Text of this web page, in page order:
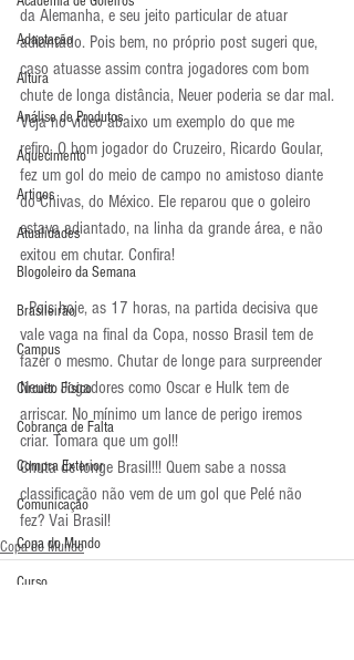
Adaptação
Altura
Análise de Produtos
Aquecimento
Artigos
Atualidades
Blogoleiro da Semana
Brasileirão
Campus
Circuito Físico
Cobrança de Falta
Compra Exterior
Comunicação
Copa do Mundo
Curso
da Alemanha, e seu jeito particular de atuar
adiantado. Pois bem, no próprio post sugeri que,
caso atuasse assim contra jogadores com bom
chute de longa distância, Neuer poderia se dar mal.
Veja no vídeo abaixo um exemplo do que me
refiro. O bom jogador do Cruzeiro, Ricardo Goular,
fez um gol do meio de campo no amistoso diante
do Chivas, do México. Ele reparou que o goleiro
estava adiantado, na linha da grande área, e não
exitou em chutar. Confira!
  Pois hoje, as 17 horas, na partida decisiva que
vale vaga na final da Copa, nosso Brasil tem de
fazer o mesmo. Chutar de longe para surpreender
Neuer. Jogadores como Oscar e Hulk tem de
arriscar. No mínimo um lance de perigo iremos
criar. Tomara que um gol!!
Chuta de longe Brasil!!! Quem sabe a nossa
classificação não vem de um gol que Pelé não
fez? Vai Brasil!
Copa do Mundo